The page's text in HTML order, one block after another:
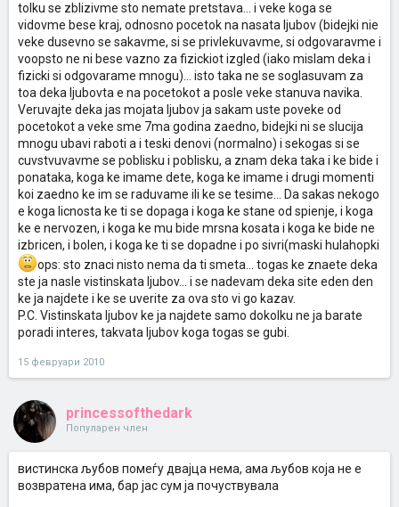
tolku se zblizivme sto nemate pretstava... i veke koga se
vidovme bese kraj, odnosno pocetok na nasata ljubov (bidejki nie
veke dusevno se sakavme, si se privlekuvavme, si odgovaravme i
voopsto ne ni bese vazno za fizickiot izgled (iako mislam deka i
fizicki si odgovarame mnogu)... isto taka ne se soglasuvam za
toa deka ljubovta e na pocetokot a posle veke stanuva navika.
Veruvajte deka jas mojata ljubov ja sakam uste poveke od
pocetokot a veke sme 7ma godina zaedno, bidejki ni se slucija
mnogu ubavi raboti a i teski denovi (normalno) i sekogas si se
cuvstvuvavme se poblisku i poblisku, a znam deka taka i ke bide i
ponataka, koga ke imame dete, koga ke imame i drugi momenti
koi zaedno ke im se raduvame ili ke se tesime... Da sakas nekogo
e koga licnosta ke ti se dopaga i koga ke stane od spienje, i koga
ke e nervozen, i koga ke mu bide mrsna kosata i koga ke bide ne
izbricen, i bolen, i koga ke ti se dopadne i po sivri(maski hulahopki
ops: sto znaci nisto nema da ti smeta... togas ke znaete deka
ste ja nasle vistinskata ljubov... i se nadevam deka site eden den
ke ja najdete i ke se uverite za ova sto vi go kazav.
P.C. Vistinskata ljubov ke ja najdete samo dokolku ne ja barate
poradi interes, takvata ljubov koga togas se gubi.
15 февруари 2010
princessofthedark
Популарен член
вистинска љубов помеѓу двајца нема, ама љубов која не е
возвратена има, бар јас сум ја почуствувала